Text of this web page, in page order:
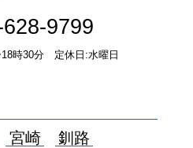
9799
時30分 定休日:水曜日
宮崎 釧路